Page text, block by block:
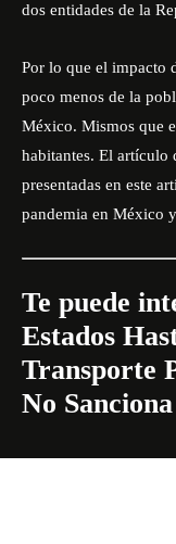
dos entidades de la
Por lo que el impacto
poco menos de la
México. Mismos que
habitantes. El artículo
presentadas en este
pandemia en México
Te puede
Estados
Transporte
No Sanciona